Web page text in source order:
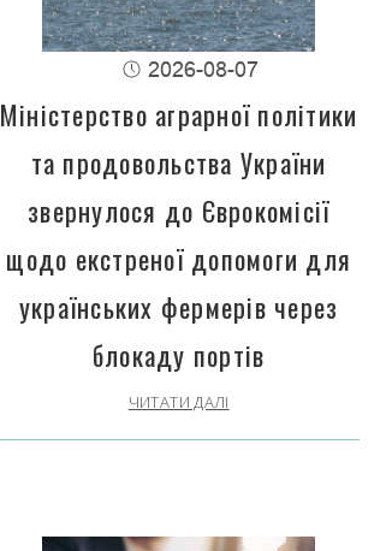
2026-08-07
Міністерство аграрної політики
та продовольства України
звернулося до Єврокомісії
щодо екстреної допомоги для
українських фермерів через
блокаду портів
ЧИТАТИ ДАЛІ